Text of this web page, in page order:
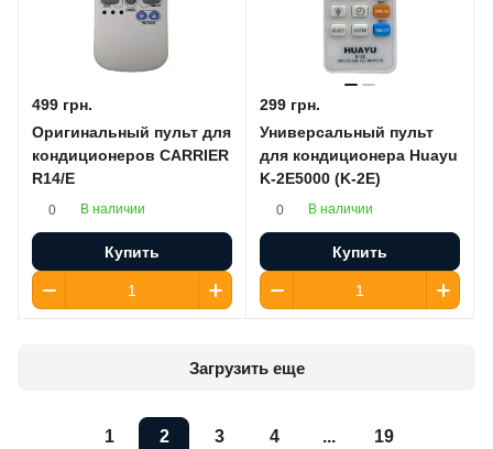
499 грн.
Оригинальный пульт для
кондиционеров CARRIER
R14/E
0 В наличии
Купить
299 грн.
Универсальный пульт
для кондиционера Huayu
K-2E5000 (K-2E)
0 В наличии
Купить
Загрузить еще
1 2 3 4 ... 19